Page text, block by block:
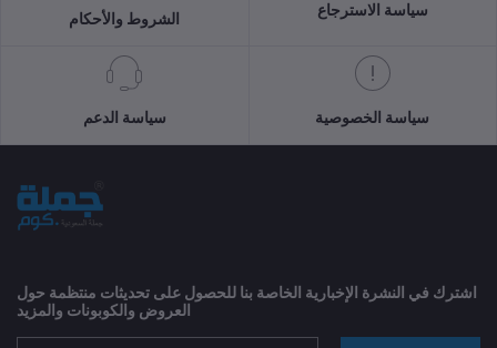
الشروط والأحكام
سياسة الاسترجاع
سياسة الدعم سياسة الخصوصية
اشترك في النشرة الإخبارية الخاصة بنا للحصول على تحديثات منتظمة حول
العروض والكوبونات والمزيد